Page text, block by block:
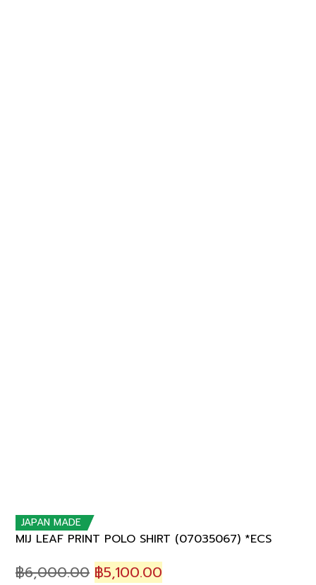
JAPAN MADE
MIJ LEAF PRINT POLO SHIRT (07035067) *ECS
฿6,000.00 Original
฿5,100.00